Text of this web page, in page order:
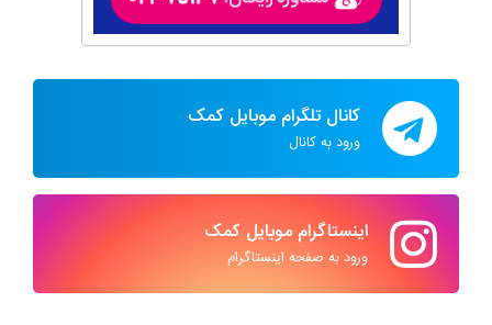
کانال تلگرام موبایل کمک
ورود به کانال
اینستاگرام موبایل کمک
ورود به صفحه اینستاگرام